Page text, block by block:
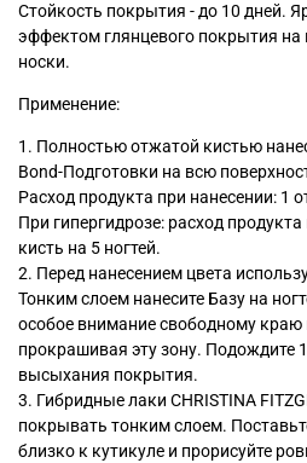
Стойкость покрытия - до 10 дней.
эффектом глянцевого покрытия на
носки.
Применение:
1. Полностью отжатой кистью
Bond-Подготовки на всю
Расход продукта при нанесении: 1
При гипергидрозе: расход
кисть на 5 ногтей.
2. Перед нанесением цвета
Тонким слоем нанесите Базу на
особое внимание свободному краю
прокрашивая эту зону. Подождите
высыхания покрытия.
3. Гибридные лаки CHRISTINA
покрывать тонким слоем.
близко к кутикуле и прорисуйте